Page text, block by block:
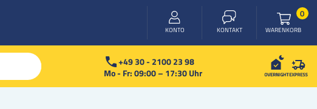
KONTO KONTAKT WARENKORB
0
+49 30 - 2100 23 98
Mo - Fr: 09:00 – 17:30 Uhr